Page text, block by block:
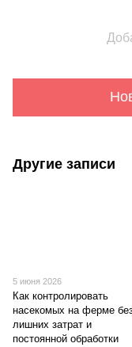
Другие записи
5 июня 2026
Как контролировать
насекомых на ферме
лишних затрат и
постоянной обработки